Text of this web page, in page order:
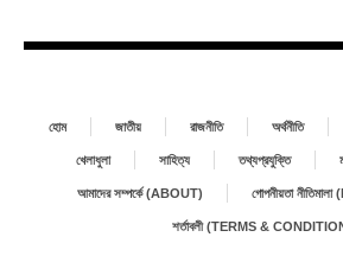
হোম জাতীয় রাজনীতি অর্থনীতি
খেলাধুলা সাহিত্য তথ্যপ্রযুক্তি
আমাদের সম্পর্কে (ABOUT) গোপনীয়তা
শর্তাবলী (TERMS &